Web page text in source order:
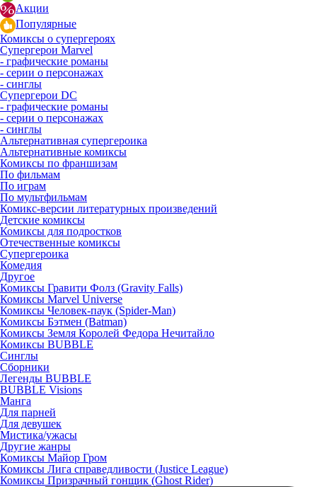
Акции
Популярные
Комиксы о супергероях
Супергерои Marvel
- графические романы
- серии о персонажах
- синглы
Супергерои DC
- графические романы
- серии о персонажах
- синглы
Альтернативная супергероика
Альтернативные комиксы
Комиксы по франшизам
По фильмам
По играм
По мультфильмам
Комикс-версии литературных произведений
Детские комиксы
Комиксы для подростков
Отечественные комиксы
Супергероика
Комедия
Другое
Комиксы Гравити Фолз (Gravity Falls)
Комиксы Marvel Universe
Комиксы Человек-паук (Spider-Man)
Комиксы Бэтмен (Batman)
Комиксы Земля Королей Федора Нечитайло
Комиксы BUBBLE
Синглы
Сборники
Легенды BUBBLE
BUBBLE Visions
Манга
Для парней
Для девушек
Мистика/ужасы
Другие жанры
Комиксы Майор Гром
Комиксы Лига справедливости (Justice League)
Комиксы Призрачный гонщик (Ghost Rider)